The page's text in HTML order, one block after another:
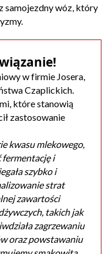
samojezdny wóz, który
w firmie Josera,
Czaplickich.
które stanowią
zastosowanie
kwasu mlekowego,
fermentację i
szybko i
strat
zawartości
takich jak
zagrzewaniu
oraz powstawaniu